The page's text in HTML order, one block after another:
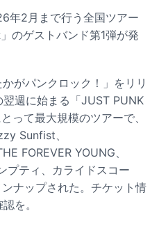
年2月まで行う全国ツアー
のゲストバンド第1弾が発
がパンクロック！」をリリ
週に始まる「JUST PUNK
って最大規模のツアーで、
Sunfist、
FOREVER YOUNG、
プティ、カライドスコー
ナップされた。チケット情
を。